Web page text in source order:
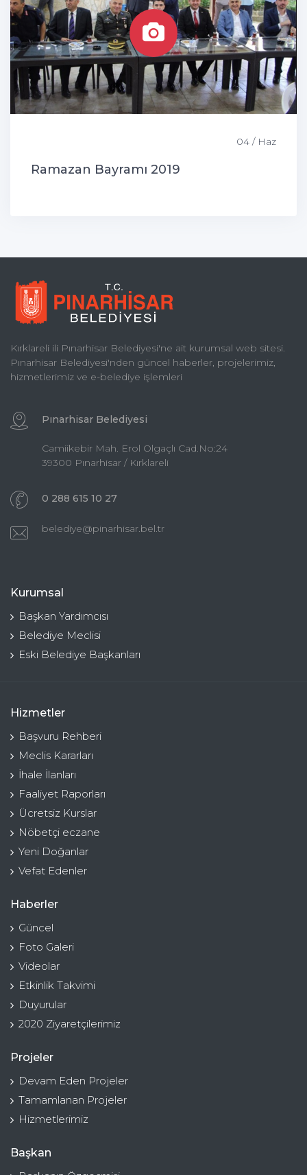
04 / Haz
Ramazan Bayramı 2019
Kırklareli ili Pınarhisar Belediyesi'ne ait kurumsal web sitesi.
Pınarhisar Belediyesi'nden güncel haberler, projelerimiz,
hizmetlerimiz ve e-belediye işlemleri
Pınarhisar Belediyesi
Camiikebir Mah. Erol Olgaçlı Cad.No:24
39300 Pınarhisar / Kırklareli
0 288 615 10 27
belediye@pinarhisar.bel.tr
Kurumsal
Başkan Yardımcısı
Belediye Meclisi
Eski Belediye Başkanları
Hizmetler
Başvuru Rehberi
Meclis Kararları
İhale İlanları
Faaliyet Raporları
Ücretsiz Kurslar
Nöbetçi eczane
Yeni Doğanlar
Vefat Edenler
Haberler
Güncel
Foto Galeri
Videolar
Etkinlik Takvimi
Duyurular
2020 Ziyaretçilerimiz
Projeler
Devam Eden Projeler
Tamamlanan Projeler
Hizmetlerimiz
Başkan